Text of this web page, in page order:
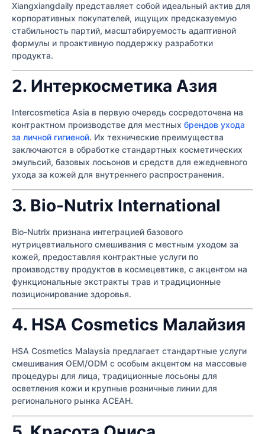
Xiangxiangdaily представляет собой идеальный актив для
корпоративных покупателей, ищущих предсказуемую
стабильность партий, масштабируемость адаптивной
формулы и проактивную поддержку разработки
продукта.
2. Интеркосметика Азия
Intercosmetica Asia в первую очередь сосредоточена на
контрактном производстве для местных брендов ухода
за личной гигиеной. Их технические преимущества
заключаются в обработке стандартных косметических
эмульсий, базовых лосьонов и средств для ежедневного
ухода за кожей для внутреннего распространения.
3. Bio-Nutrix International
Bio-Nutrix признана интеграцией базового
нутрицевтиального смешивания с местным уходом за
кожей, предоставляя контрактные услуги по
производству продуктов в космецевтике, с акцентом на
функциональные экстракты трав и традиционные
позиционирование здоровья.
4. HSA Cosmetics Малайзия
HSA Cosmetics Malaysia предлагает стандартные услуги
смешивания OEM/ODM с особым акцентом на массовые
процедуры для лица, традиционные лосьоны для
осветления кожи и крупные розничные линии для
регионального рынка АСЕАН.